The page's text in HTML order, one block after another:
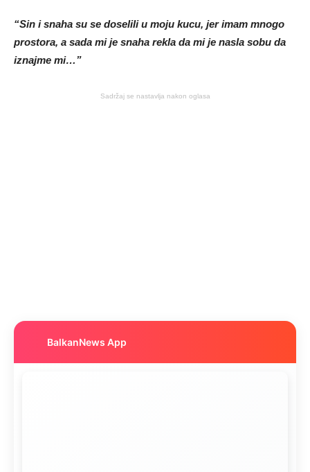
“Sin i snaha su se doselili u moju kucu, jer imam mnogo
prostora, a sada mi je snaha rekla da mi je nasla sobu da
iznajme mi…”
Sadržaj se nastavlja nakon oglasa
BalkanNews App